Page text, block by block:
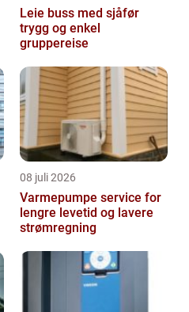
Leie buss med sjåfør
trygg og enkel
gruppereise
08 juli 2026
Varmepumpe service for
lengre levetid og lavere
strømregning